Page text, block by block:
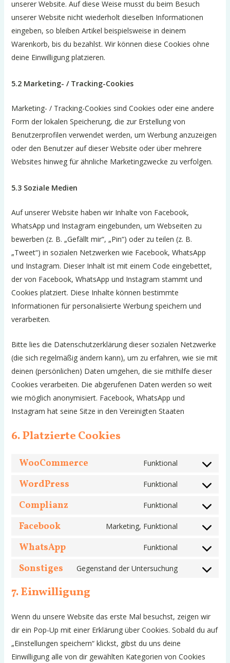
unserer Website. Auf diese Weise musst du beim Besuch
unserer Website nicht wiederholt dieselben Informationen
eingeben, so bleiben Artikel beispielsweise in deinem
Warenkorb, bis du bezahlst. Wir können diese Cookies ohne
deine Einwilligung platzieren.
5.2 Marketing- / Tracking-Cookies
Marketing- / Tracking-Cookies sind Cookies oder eine andere
Form der lokalen Speicherung, die zur Erstellung von
Benutzerprofilen verwendet werden, um Werbung anzuzeigen
oder den Benutzer auf dieser Website oder über mehrere
Websites hinweg für ähnliche Marketingzwecke zu verfolgen.
5.3 Soziale Medien
Auf unserer Website haben wir Inhalte von Facebook,
WhatsApp und Instagram eingebunden, um Webseiten zu
bewerben (z. B. „Gefällt mir“, „Pin“) oder zu teilen (z. B.
„Tweet“) in sozialen Netzwerken wie Facebook, WhatsApp
und Instagram. Dieser Inhalt ist mit einem Code eingebettet,
der von Facebook, WhatsApp und Instagram stammt und
Cookies platziert. Diese Inhalte können bestimmte
Informationen für personalisierte Werbung speichern und
verarbeiten.
Bitte lies die Datenschutzerklärung dieser sozialen Netzwerke
(die sich regelmäßig ändern kann), um zu erfahren, wie sie mit
deinen (persönlichen) Daten umgehen, die sie mithilfe dieser
Cookies verarbeiten. Die abgerufenen Daten werden so weit
wie möglich anonymisiert. Facebook, WhatsApp und
Instagram hat seine Sitze in den Vereinigten Staaten
6. Platzierte Cookies
WooCommerce Funktional
Consent
WordPress Funktional
Consent
wordpress
Complianz Funktional
Consent
complianz
Facebook Marketing, Funktional
Consent
facebook
WhatsApp Funktional
Consent
Sonstiges Gegenstand der Untersuchung
Consent
sonstiges
7. Einwilligung
Wenn du unsere Website das erste Mal besuchst, zeigen wir
dir ein Pop-Up mit einer Erklärung über Cookies. Sobald du auf
„Einstellungen speichern“ klickst, gibst du uns deine
Einwilligung alle von dir gewählten Kategorien von Cookies